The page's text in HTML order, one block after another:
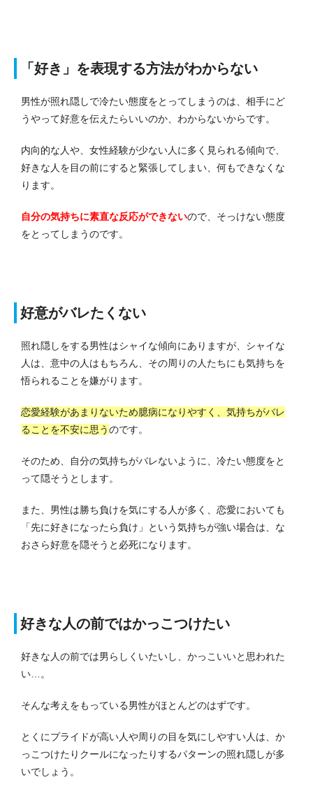
「好き」を表現する方法がわからない
男性が照れ隠しで冷たい態度をとってしまうのは、相手にど
うやって好意を伝えたらいいのか、わからないからです。
内向的な人や、女性経験が少ない人に多く見られる傾向で、
好きな人を目の前にすると緊張してしまい、何もできなくな
ります。
自分の気持ちに素直な反応ができないので、そっけない態度
をとってしまうのです。
好意がバレたくない
照れ隠しをする男性はシャイな傾向にありますが、シャイな
人は、意中の人はもちろん、その周りの人たちにも気持ちを
悟られることを嫌がります。
恋愛経験があまりないため臆病になりやすく、気持ちがバレ
ることを不安に思うのです。
そのため、自分の気持ちがバレないように、冷たい態度をと
って隠そうとします。
また、男性は勝ち負けを気にする人が多く、恋愛においても
「先に好きになったら負け」という気持ちが強い場合は、な
おさら好意を隠そうと必死になります。
好きな人の前ではかっこつけたい
好きな人の前では男らしくいたいし、かっこいいと思われた
い…。
そんな考えをもっている男性がほとんどのはずです。
とくにプライドが高い人や周りの目を気にしやすい人は、か
っこつけたりクールになったりするパターンの照れ隠しが多
いでしょう。